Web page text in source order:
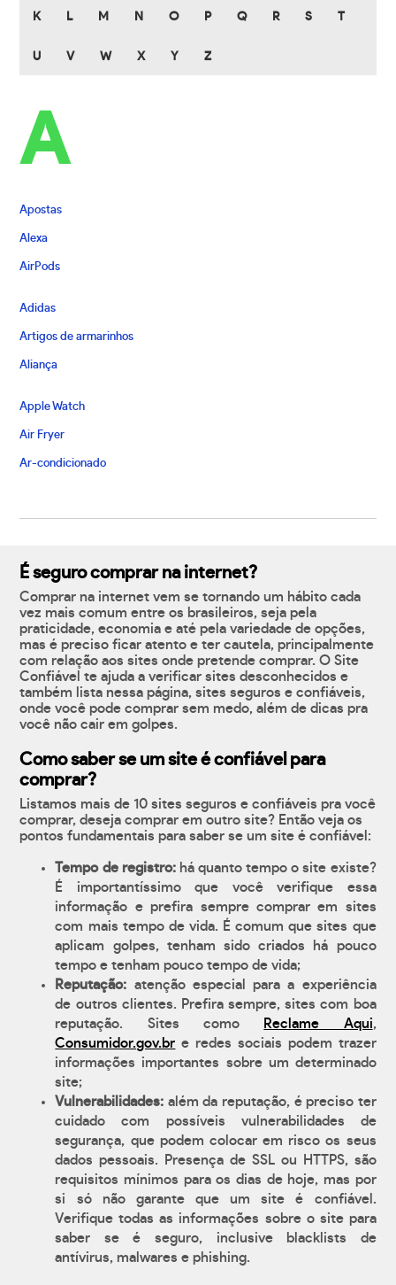
K L M N O P Q R S T
U V W X Y Z
A
Apostas
Alexa
AirPods
Adidas
Artigos de armarinhos
Aliança
Apple Watch
Air Fryer
Ar-condicionado
É seguro comprar na internet?
Comprar na internet vem se tornando um hábito cada
vez mais comum entre os brasileiros, seja pela
praticidade, economia e até pela variedade de opções,
mas é preciso ficar atento e ter cautela, principalmente
com relação aos sites onde pretende comprar. O Site
Confiável te ajuda a verificar sites desconhecidos e
também lista nessa página, sites seguros e confiáveis,
onde você pode comprar sem medo, além de dicas pra
você não cair em golpes.
Como saber se um site é confiável para
comprar?
Listamos mais de 10 sites seguros e confiáveis pra você
comprar, deseja comprar em outro site? Então veja os
pontos fundamentais para saber se um site é confiável:
Tempo de registro:há quanto tempo o site existe?
É importantíssimo que você verifique essa
informação e prefira sempre comprar em sites
com mais tempo de vida. É comum que sites que
aplicam golpes, tenham sido criados há pouco
tempo e tenham pouco tempo de vida;
Reputação: atenção especial para a experiência
de outros clientes. Prefira sempre, sites com boa
reputação. Sites como
Reclame Aqui,
Consumidor.gov.br e redes sociais podem trazer
informações importantes sobre um determinado
site;
Vulnerabilidades: além da reputação, é preciso ter
cuidado com possíveis vulnerabilidades de
segurança, que podem colocar em risco os seus
dados pessoais. Presença de SSL ou HTTPS, são
requisitos mínimos para os dias de hoje, mas por
si só não garante que um site é confiável.
Verifique todas as informações sobre o site para
saber se é seguro, inclusive blacklists de
antívirus, malwares e phishing.